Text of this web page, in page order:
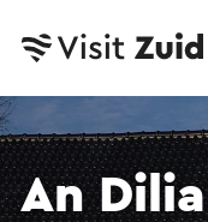
An Dilia